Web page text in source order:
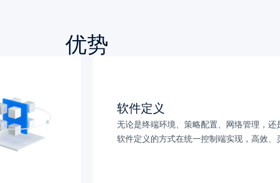
优势
软件定义
无论是终端环境、策略配置、网络管理，还
软件定义的方式在统一控制端实现，高效、